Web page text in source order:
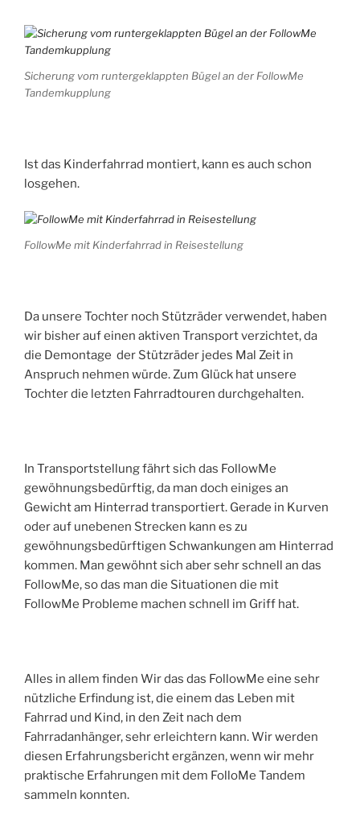
Sicherung vom runtergeklappten Bügel an der FollowMe
Tandemkupplung
Ist das Kinderfahrrad montiert, kann es auch schon
losgehen.
FollowMe mit Kinderfahrrad in Reisestellung
Da unsere Tochter noch Stützräder verwendet, haben
wir bisher auf einen aktiven Transport verzichtet, da
die Demontage der Stützräder jedes Mal Zeit in
Anspruch nehmen würde. Zum Glück hat unsere
Tochter die letzten Fahrradtouren durchgehalten.
In Transportstellung fährt sich das FollowMe
gewöhnungsbedürftig, da man doch einiges an
Gewicht am Hinterrad transportiert. Gerade in Kurven
oder auf unebenen Strecken kann es zu
gewöhnungsbedürftigen Schwankungen am Hinterrad
kommen. Man gewöhnt sich aber sehr schnell an das
FollowMe, so das man die Situationen die mit
FollowMe Probleme machen schnell im Griff hat.
Alles in allem finden Wir das das FollowMe eine sehr
nützliche Erfindung ist, die einem das Leben mit
Fahrrad und Kind, in den Zeit nach dem
Fahrradanhänger, sehr erleichtern kann. Wir werden
diesen Erfahrungsbericht ergänzen, wenn wir mehr
praktische Erfahrungen mit dem FolloMe Tandem
sammeln konnten.